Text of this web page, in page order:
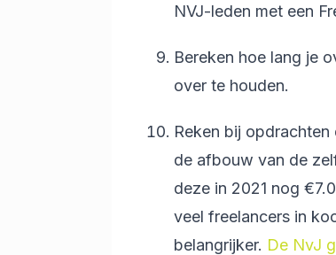
NVJ-leden met een
Bereken hoe lang je
over te houden.
Reken bij
de afbouw van de
deze in 2021 nog
veel freelancers in
belangrijker. De NvJ